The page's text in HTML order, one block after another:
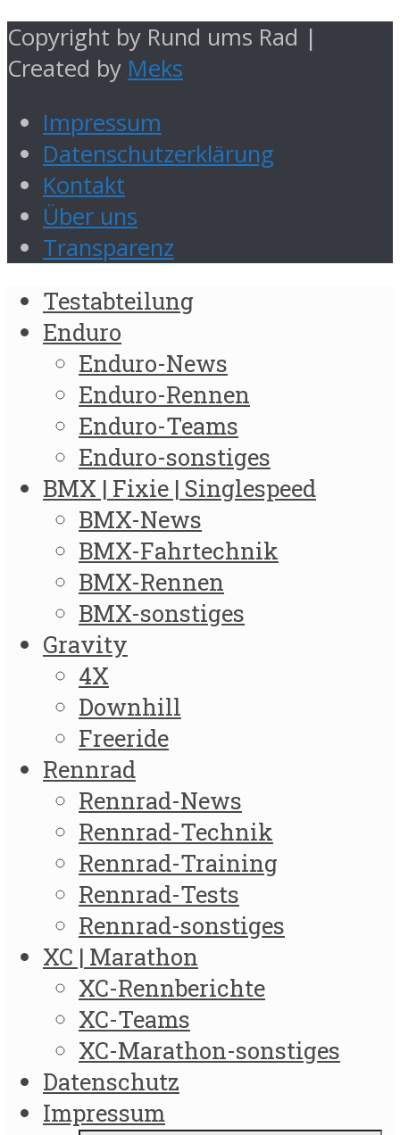
Copyright by Rund ums Rad |
Created by Meks
Impressum
Datenschutzerklärung
Kontakt
Über uns
Transparenz
Testabteilung
Enduro
Enduro-News
Enduro-Rennen
Enduro-Teams
Enduro-sonstiges
BMX | Fixie | Singlespeed
BMX-News
BMX-Fahrtechnik
BMX-Rennen
BMX-sonstiges
Gravity
4X
Downhill
Freeride
Rennrad
Rennrad-News
Rennrad-Technik
Rennrad-Training
Rennrad-Tests
Rennrad-sonstiges
XC | Marathon
XC-Rennberichte
XC-Teams
XC-Marathon-sonstiges
Datenschutz
Impressum